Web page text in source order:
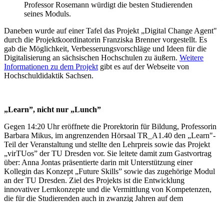
Professor Rosemann würdigt die besten Studierenden
seines Moduls.
Daneben wurde auf einer Tafel das Projekt „Digital Change Agent"
durch die Projektkoordinatorin Franziska Brenner vorgestellt. Es
gab die Möglichkeit, Verbesserungsvorschläge und Ideen für die
Digitalisierung an sächsischen Hochschulen zu äußern. Weitere
Informationen zu dem Projekt gibt es auf der Webseite von
Hochschuldidaktik Sachsen.
„Learn”, nicht nur „Lunch”
Gegen 14:20 Uhr eröffnete die Prorektorin für Bildung, Professorin
Barbara Mikus, im angrenzenden Hörsaal TR_A1.40 den „Learn"-
Teil der Veranstaltung und stellte den Lehrpreis sowie das Projekt
„virTUos” der TU Dresden vor. Sie leitete damit zum Gastvortrag
über: Anna Jontas präsentierte darin mit Unterstützung einer
Kollegin das Konzept „Future Skills” sowie das zugehörige Modul
an der TU Dresden. Ziel des Projekts ist die Entwicklung
innovativer Lernkonzepte und die Vermittlung von Kompetenzen,
die für die Studierenden auch in zwanzig Jahren auf dem